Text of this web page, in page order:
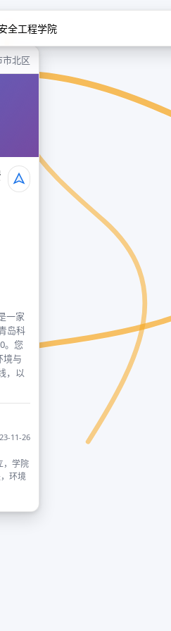
北区
一家
岛科
。您
境与
，以
11-26
，学院
环境